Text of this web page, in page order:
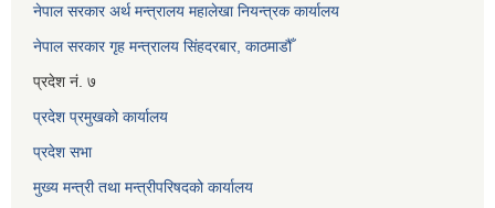
नेपाल सरकार अर्थ मन्त्रालय महालेखा नियन्त्रक कार्यालय
नेपाल सरकार गृह मन्त्रालय सिंहदरबार, काठमाडौँ
प्रदेश नं. ७
प्रदेश प्रमुखको कार्यालय
प्रदेश सभा
मुख्य मन्त्री तथा मन्त्रीपरिषदको कार्यालय